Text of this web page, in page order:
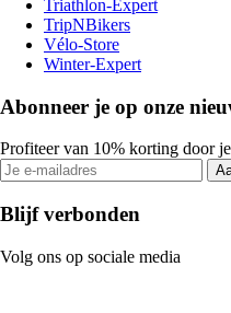
Triathlon-Expert
TripNBikers
Vélo-Store
Winter-Expert
Abonneer je op onze
Profiteer van 10% korting door
Blijf verbonden
Volg ons op sociale media